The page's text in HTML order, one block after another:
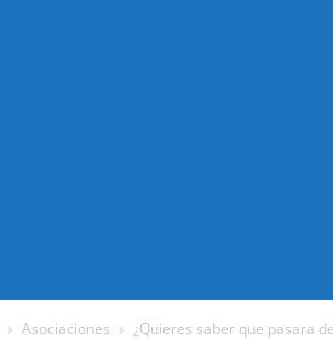
Asociaciones ¿Quieres saber que pasara